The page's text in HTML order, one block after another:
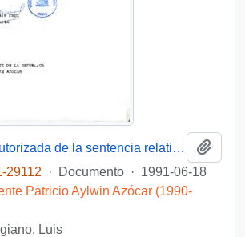
[Remite copia autorizada de la sentencia relativa al reclamo de constitucionalidad de diversos Senadores]
29112
· Documento · 1991-06-18
Patricio Aylwin Azócar (1990-
Luis